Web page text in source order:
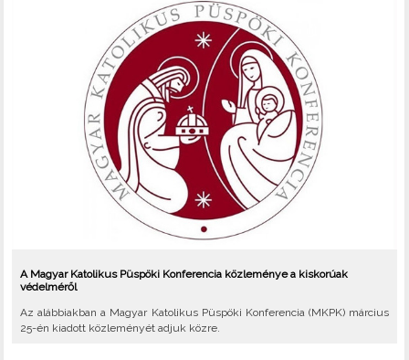
A Magyar Katolikus Püspöki Konferencia közleménye a kiskorúak
védelméről
Az alábbiakban a Magyar Katolikus Püspöki Konferencia (MKPK) március
25-én kiadott közleményét adjuk közre.